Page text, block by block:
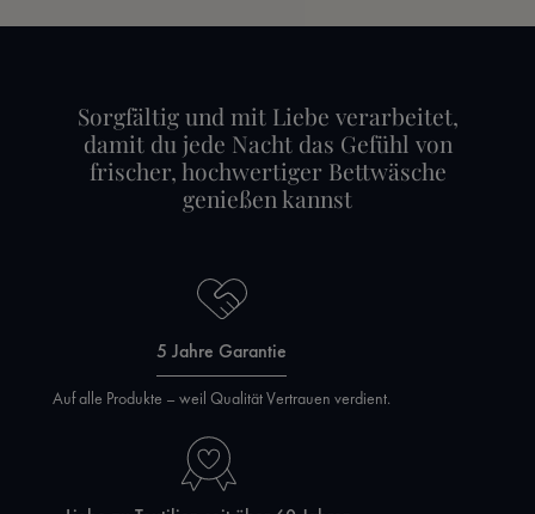
Sorgfältig und mit Liebe verarbeitet,
damit du jede Nacht das Gefühl von
frischer, hochwertiger Bettwäsche
genießen kannst
5 Jahre Garantie
Auf alle Produkte – weil Qualität Vertrauen verdient.